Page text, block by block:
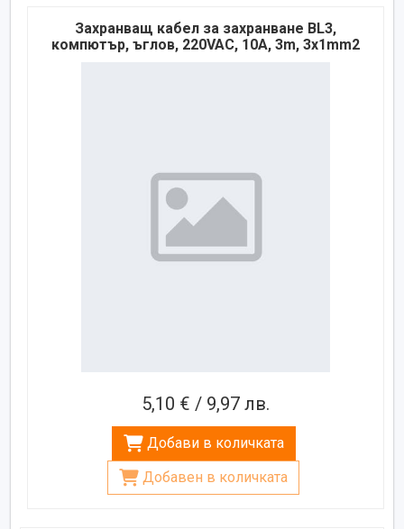
Захранващ кабел за захранване BL3,
компютър, ъглов, 220VAC, 10A, 3m, 3x1mm2
5,10 € / 9,97 лв.
Добави в количката
Добавен в количката